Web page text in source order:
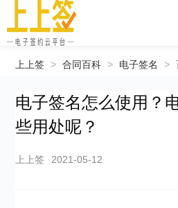
上上签 > 合同百科 > 电子签名 >
电子签名怎么使用？
些用处呢？
上上签 2021-05-12